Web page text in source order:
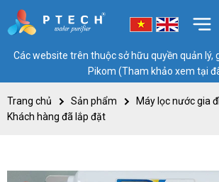
Các website trên thuộc sở hữu quyền quản lý,
Pikom (Tham khảo xem tại
Trang chủ Sản phẩm
Máy lọc nước gia
Khách hàng đã lắp đặt